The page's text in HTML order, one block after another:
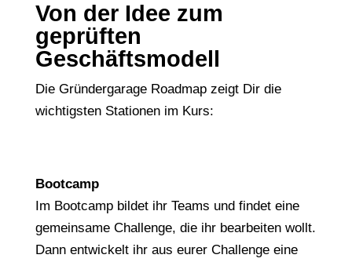
Von der Idee zum
geprüften
Geschäftsmodell
Die Gründergarage Roadmap zeigt Dir die
wichtigsten Stationen im Kurs:
Bootcamp
Im Bootcamp bildet ihr Teams und findet eine
gemeinsame Challenge, die ihr bearbeiten wollt.
Dann entwickelt ihr aus eurer Challenge eine